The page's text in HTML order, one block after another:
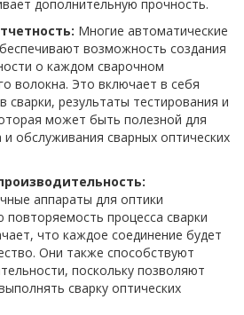
дополнительную прочность.
Многие автоматические
возможность создания
о каждом сварочном
волокна. Это включает в себя
сварки, результаты тестирования и
может быть полезной для
обслуживания сварных оптических
аппараты для оптики
процесса сварки
что каждое соединение будет
Они также способствуют
поскольку позволяют
сварку оптических